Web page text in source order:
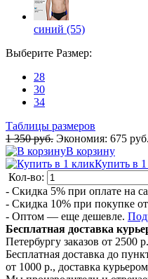
синий (55)
Выберите Размер:
28
30
34
Таблицы размеров
1 350 руб. Экономия: 675 руб.
В корзину
Купить в
Кол-во:
- Скидка 5% при оплате на
- Скидка 10% при покупке
- Оптом — еще дешевле.
Бесплатная доставка
Петербургу заказов от 2500 р.
Бесплатная доставка до
от 1000 р., доставка